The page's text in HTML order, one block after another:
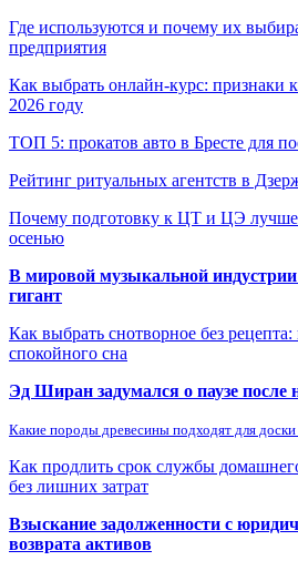
Где используются и почему их
предприятия
Как выбрать онлайн-курс: признаки
2026 году
ТОП 5: прокатов авто в Бресте для
Рейтинг ритуальных агентств в
Почему подготовку к ЦТ и ЦЭ лучше
осенью
В мировой музыкальной
гигант
Как выбрать снотворное без
спокойного сна
Эд Ширан задумался о паузе после
Какие породы древесины подходят для
Как продлить срок службы
без лишних затрат
Взыскание задолженности с
возврата активов